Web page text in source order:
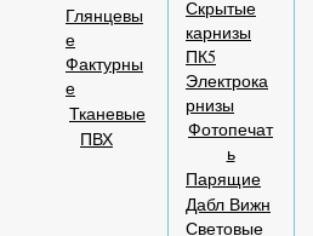
Глянцевы
е
Фактурны
е
Тканевые
ПВХ
Скрытые
карнизы
ПК5
Электрока
рнизы
Фотопечат
ь
Парящие
Дабл Вижн
Световые